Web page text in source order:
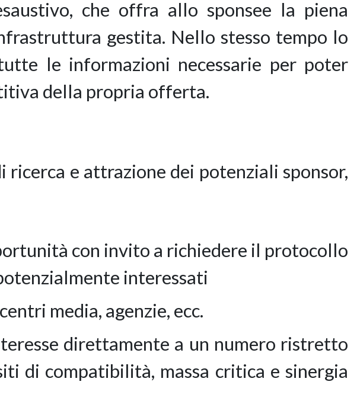
che offra allo sponsee la piena
gestita. Nello stesso tempo lo
le informazioni necessarie per poter
della propria offerta.
e attrazione dei potenziali sponsor,
con invito a richiedere il protocollo
interessati
media, agenzie, ecc.
direttamente a un numero ristretto
di compatibilità, massa critica e sinergia